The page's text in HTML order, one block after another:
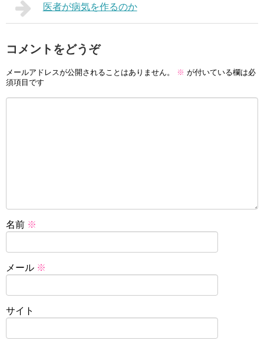
医者が病気を作るのか
コメントをどうぞ
メールアドレスが公開されることはありません。 ※ が付いている欄は必
須項目です
名前 ※
メール ※
サイト